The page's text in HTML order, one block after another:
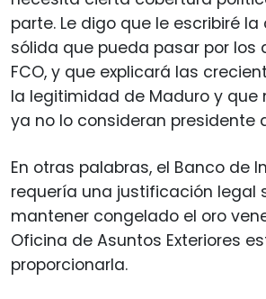
parte. Le digo que le escribiré
sólida que pueda pasar por los
FCO, y que explicará las
la legitimidad de Maduro y que
ya no lo consideran presidente
En otras palabras, el Banco de
requería una justificación legal
mantener congelado el oro
Oficina de Asuntos Exteriores
proporcionarla.